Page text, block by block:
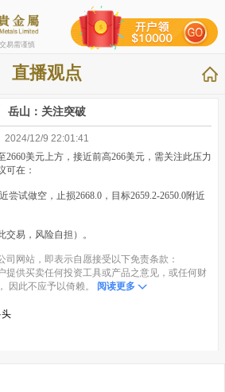
易需谨慎
直播观点
岳山：关注突破
2024/12/9 22:01:41
2660美元上方，接近前高266美元，需关注此压力
可在：
尝试做空，止损2668.0，目标2659.2-2650.0附近
交易，风险自担）。
司网站，即表示自愿接受以下免责条款：
提供买卖任何投资工具或产品之意见，或任何财
因此不应予以倚赖。
阅读更多
头